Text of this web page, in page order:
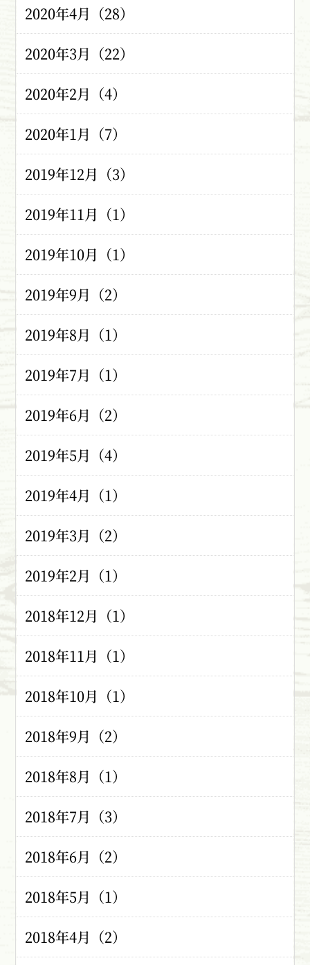
2020年4月（28）
2020年3月（22）
2020年2月（4）
2020年1月（7）
2019年12月（3）
2019年11月（1）
2019年10月（1）
2019年9月（2）
2019年8月（1）
2019年7月（1）
2019年6月（2）
2019年5月（4）
2019年4月（1）
2019年3月（2）
2019年2月（1）
2018年12月（1）
2018年11月（1）
2018年10月（1）
2018年9月（2）
2018年8月（1）
2018年7月（3）
2018年6月（2）
2018年5月（1）
2018年4月（2）